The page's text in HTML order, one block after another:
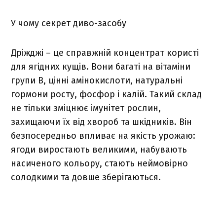
У чому секрет диво-засобу
Дріжджі – це справжній концентрат користі
для ягідних кущів. Вони багаті на вітаміни
групи B, цінні амінокислоти, натуральні
гормони росту, фосфор і калій. Такий склад
не тільки зміцнює імунітет рослин,
захищаючи їх від хвороб та шкідників. Він
безпосередньо впливає на якість урожаю:
ягоди виростають великими, набувають
насиченого кольору, стають неймовірно
солодкими та довше зберігаються.